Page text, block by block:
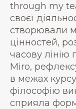
through my
своєї
створювали
цінностей,
часову лінію
Miro,
в межах
філософію
сприяла